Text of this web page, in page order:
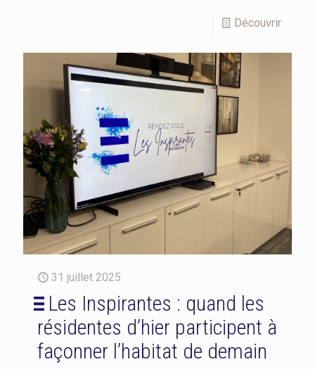
Découvrir
31 juillet 2025
Les Inspirantes : quand les
résidentes d’hier participent à
façonner l’habitat de demain